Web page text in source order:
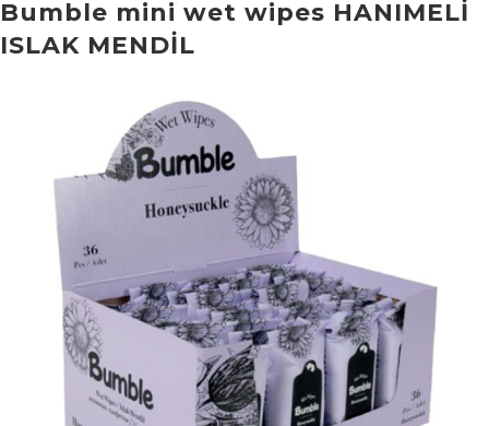
Bumble mini wet wipes HANIMELİ
ISLAK MENDİL